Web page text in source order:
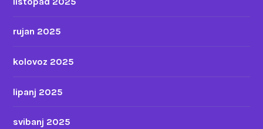
rujan 2025
kolovoz 2025
lipanj 2025
svibanj 2025